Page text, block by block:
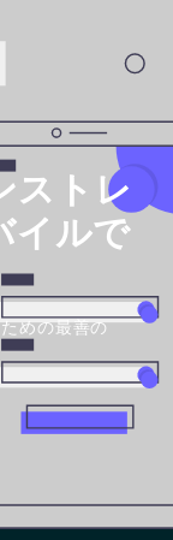
ストレ
イルで
めの最善の